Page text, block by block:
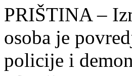
PRIŠTINA –
osoba je
policije i